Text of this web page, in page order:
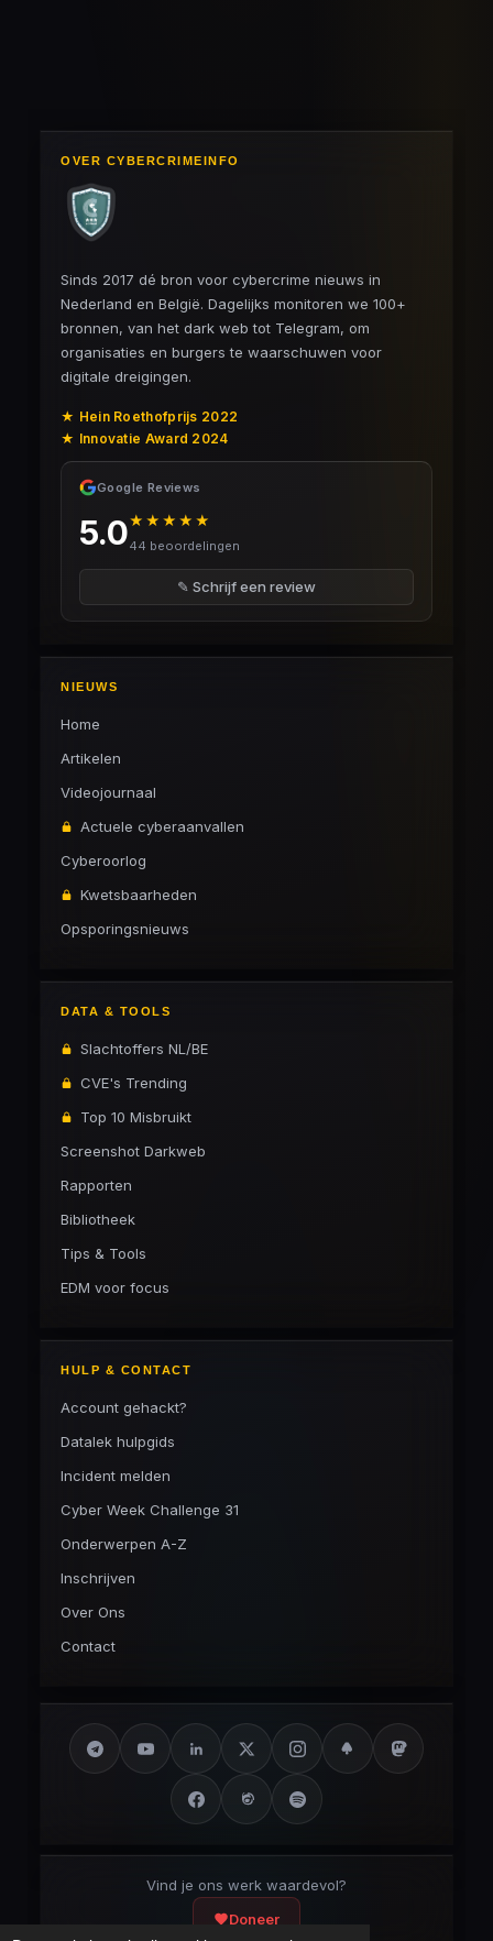
OVER CYBERCRIMEINFO
Sinds 2017 dé bron voor cybercrime nieuws in
Nederland en België. Dagelijks monitoren we 100+
bronnen, van het dark web tot Telegram, om
organisaties en burgers te waarschuwen voor
digitale dreigingen.
★ Hein Roethofprijs 2022
★ Innovatie Award 2024
Google Reviews
5.0★★★★★
44 beoordelingen
✎ Schrijf een review
NIEUWS
Home
Artikelen
Videojournaal
Actuele cyberaanvallen
Cyberoorlog
Kwetsbaarheden
Opsporingsnieuws
DATA & TOOLS
Slachtoffers NL/BE
CVE's Trending
Top 10 Misbruikt
Screenshot Darkweb
Rapporten
Bibliotheek
Tips & Tools
EDM voor focus
HULP & CONTACT
Account gehackt?
Datalek hulpgids
Incident melden
Cyber Week Challenge 31
Onderwerpen A-Z
Inschrijven
Over Ons
Contact
Vind je ons werk waardevol?
Doneer